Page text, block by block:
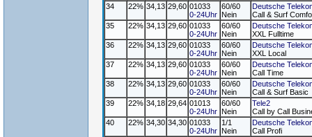
34
22% 34,13 29,60 01033
0-24Uhr
60/60
Nein
Deutsche
Call & Surf
35
22% 34,13 29,60 01033
0-24Uhr
60/60
Nein
Deutsche
XXL Fulltime
36
22% 34,13 29,60 01033
0-24Uhr
60/60
Nein
Deutsche
XXL Local
37
22% 34,13 29,60 01033
0-24Uhr
60/60
Nein
Deutsche
Call Time
38
22% 34,13 29,60 01033
0-24Uhr
60/60
Nein
Deutsche
Call & Surf Basic
39
22% 34,18 29,64 01013
0-24Uhr
60/60
Nein
Tele2
Call by Call
40
22% 34,30 34,30 01033
0-24Uhr
1/1
Nein
Deutsche
Call Profi